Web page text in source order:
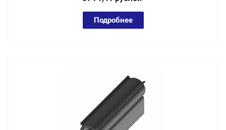
Подробнее